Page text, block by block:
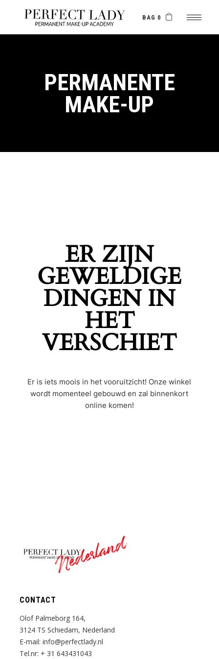
BAG 0
PERMANENTE
MAKE-UP
ER ZIJN
GEWELDIGE
DINGEN IN
HET
VERSCHIET
Er is iets moois in het vooruitzicht! Onze winkel
wordt momenteel gebouwd en zal binnenkort
online komen!
Nederland
CONTACT
Olof Palmeborg 164,
3124 TS Schiedam, Nederland
E-mail:info@perfectlady.nl
Tel.nr: + 31 643431043